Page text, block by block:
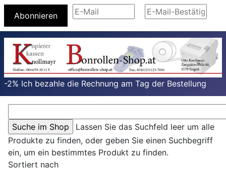
Abonnieren
-2% Ich bezahle die Rechnung am Tag der Bestellung
Lassen Sie das Suchfeld leer um alle
Produkte zu finden, oder geben Sie einen Suchbegriff
ein, um ein bestimmtes Produkt zu finden.
Sortiert nach